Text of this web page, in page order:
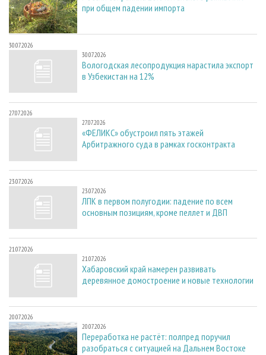
при общем падении импорта
30.07.2026
30.07.2026
Вологодская лесопродукция нарастила экспорт
в Узбекистан на 12%
27.07.2026
27.07.2026
«ФЕЛИКС» обустроил пять этажей
Арбитражного суда в рамках госконтракта
23.07.2026
23.07.2026
ЛПК в первом полугодии: падение по всем
основным позициям, кроме пеллет и ДВП
21.07.2026
21.07.2026
Хабаровский край намерен развивать
деревянное домостроение и новые технологии
20.07.2026
20.07.2026
Переработка не растёт: полпред поручил
разобраться с ситуацией на Дальнем Востоке